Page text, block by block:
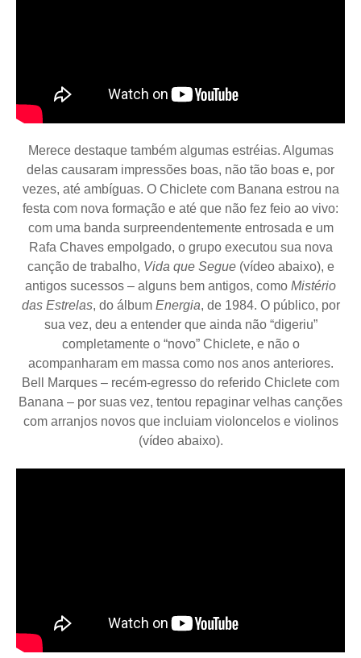
Merece destaque também algumas estréias. Algumas
delas causaram impressões boas, não tão boas e, por
vezes, até ambíguas. O Chiclete com Banana estrou na
festa com nova formação e até que não fez feio ao vivo:
com uma banda surpreendentemente entrosada e um
Rafa Chaves empolgado, o grupo executou sua nova
canção de trabalho, Vida que Segue(vídeo abaixo), e
antigos sucessos – alguns bem antigos, como Mistério
das Estrelas, do álbum Energia, de 1984. O público, por
sua vez, deu a entender que ainda não “digeriu”
completamente o “novo” Chiclete, e não o
acompanharam em massa como nos anos anteriores.
Bell Marques – recém-egresso do referido Chiclete com
Banana – por suas vez, tentou repaginar velhas canções
com arranjos novos que incluiam violoncelos e violinos
(vídeo abaixo).